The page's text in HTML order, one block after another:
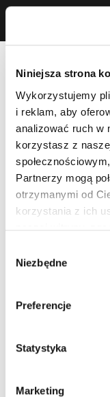
Niniejsza strona
Wykorzystujemy
i reklam, aby
analizować ruch w
korzystasz z
Partnerzy mogą
otrzymanymi od
korzystania z ich
zgody
Niezbędne
Preferencje
Statystyka
Marketing